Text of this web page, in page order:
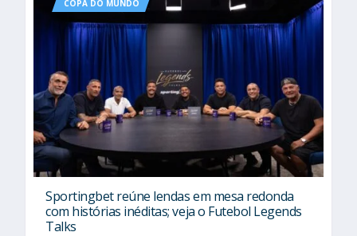
COPA DO MUNDO
Sportingbet reúne lendas em mesa redonda
com histórias inéditas; veja o Futebol Legends
Talks